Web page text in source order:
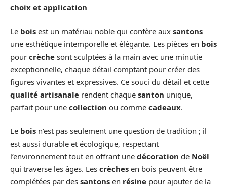
choix et application
Le bois est un matériau noble qui confère aux santons
une esthétique intemporelle et élégante. Les pièces en bois
pour crèche sont sculptées à la main avec une minutie
exceptionnelle, chaque détail comptant pour créer des
figures vivantes et expressives. Ce souci du détail et cette
qualité artisanale rendent chaque santon unique,
parfait pour une collection ou comme cadeaux.
Le bois n’est pas seulement une question de tradition ; il
est aussi durable et écologique, respectant
l’environnement tout en offrant une décoration de Noël
qui traverse les âges. Les crèches en bois peuvent être
complétées par des santons en résine pour ajouter de la